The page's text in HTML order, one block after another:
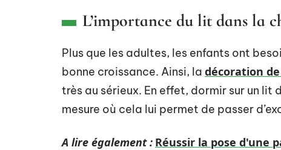
L’importance du lit dans la
Plus que les adultes, les enfants ont
bonne croissance. Ainsi, la décoration
très au sérieux. En effet, dormir sur un
mesure où cela lui permet de passer
A lire également : Réussir la pose d'une